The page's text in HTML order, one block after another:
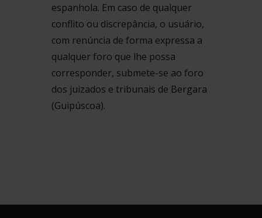
espanhola. Em caso de qualquer
conflito ou discrepância, o usuário,
com renúncia de forma expressa a
qualquer foro que lhe possa
corresponder, submete-se ao foro
dos juizados e tribunais de Bergara
(Guipúscoa).